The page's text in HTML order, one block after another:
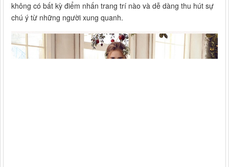
không có bất kỳ điểm nhấn trang trí nào và dễ dàng thu hút sự
chú ý từ những người xung quanh.